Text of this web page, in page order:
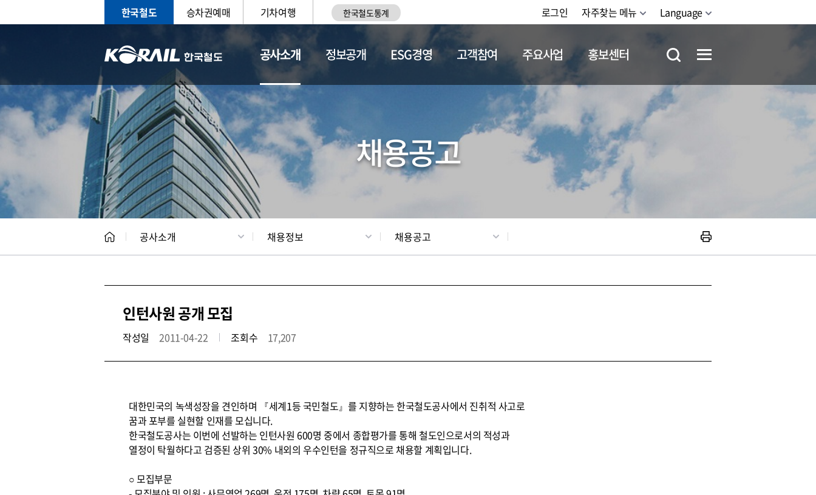
한국철도 승차권예매 기차여행 한국철도통계 로그인 자주찾는 메뉴 Language
공사소개
CEO 일반현황 채용정보
정보공개 ESG경영 고객참여 주요사업 홍보센터
채용공고
공사소개 채용정보 채용공고
인턴사원 공개 모집
작성일 2011-04-22 조회수 17,207
대한민국의 녹색성장을 견인하며 『세계1등 국민철도』를 지향하는 한국철도공사에서 진취적 사고로
꿈과 포부를 실현할 인재를 모십니다.
한국철도공사는 이번에 선발하는 인턴사원 600명 중에서 종합평가를 통해 철도인으로서의 적성과
열정이 탁월하다고 검증된 상위 30% 내외의 우수인턴을 정규직으로 채용할 계획입니다.
○ 모집부문